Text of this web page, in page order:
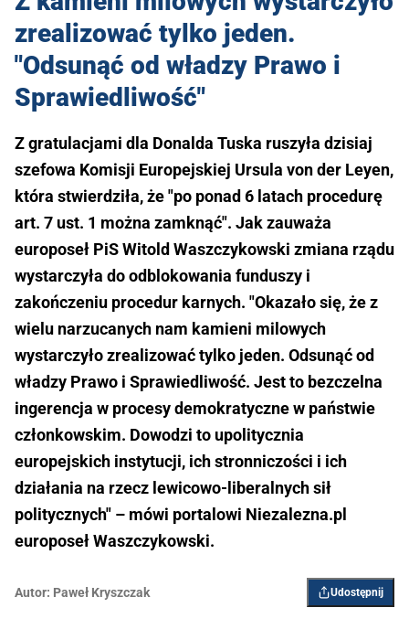
zrealizować tylko jeden.
"Odsunąć od władzy Prawo i
Sprawiedliwość"
Z gratulacjami dla Donalda Tuska ruszyła dzisiaj
szefowa Komisji Europejskiej Ursula von der Leyen,
która stwierdziła, że "po ponad 6 latach procedurę
art. 7 ust. 1 można zamknąć". Jak zauważa
europoseł PiS Witold Waszczykowski zmiana rządu
wystarczyła do odblokowania funduszy i
zakończeniu procedur karnych. "Okazało się, że z
wielu narzucanych nam kamieni milowych
wystarczyło zrealizować tylko jeden. Odsunąć od
władzy Prawo i Sprawiedliwość. Jest to bezczelna
ingerencja w procesy demokratyczne w państwie
członkowskim. Dowodzi to upolitycznia
europejskich instytucji, ich stronniczości i ich
działania na rzecz lewicowo-liberalnych sił
politycznych" – mówi portalowi Niezalezna.pl
europoseł Waszczykowski.
Autor: Paweł Kryszczak Udostępnij